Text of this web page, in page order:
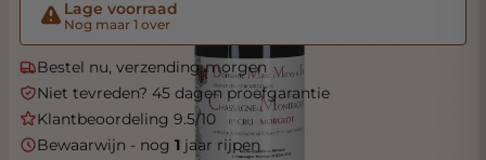
Lage voorraad
Nog maar 1 over
Bestel nu, verzending morgen
Niet tevreden? 45 dagen proefgarantie
Klantbeoordeling 9.5/10
Bewaarwijn - nog 1 jaar rijpen